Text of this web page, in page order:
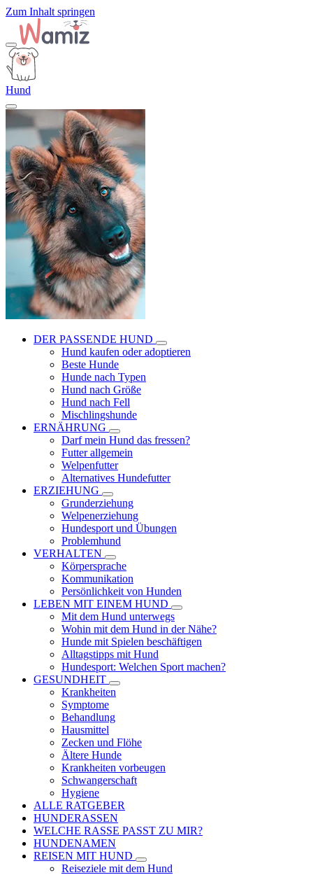
Zum Inhalt springen
Hund
DER PASSENDE HUND
Hund kaufen oder adoptieren
Beste Hunde
Hunde nach Typen
Hund nach Größe
Hund nach Fell
Mischlingshunde
ERNÄHRUNG
Darf mein Hund das fressen?
Futter allgemein
Welpenfutter
Alternatives Hundefutter
ERZIEHUNG
Grunderziehung
Welpenerziehung
Hundesport und Übungen
Problemhund
VERHALTEN
Körpersprache
Kommunikation
Persönlichkeit von Hunden
LEBEN MIT EINEM HUND
Mit dem Hund unterwegs
Wohin mit dem Hund in der Nähe?
Hunde mit Spielen beschäftigen
Alltagstipps mit Hund
Hundesport: Welchen Sport machen?
GESUNDHEIT
Krankheiten
Symptome
Behandlung
Hausmittel
Zecken und Flöhe
Ältere Hunde
Krankheiten vorbeugen
Schwangerschaft
Hygiene
ALLE RATGEBER
HUNDERASSEN
WELCHE RASSE PASST ZU MIR?
HUNDENAMEN
REISEN MIT HUND
Reiseziele mit dem Hund